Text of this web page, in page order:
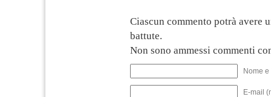
Ciascun commento potrà avere
battute.
Non sono ammessi commenti
Nome
E-mail